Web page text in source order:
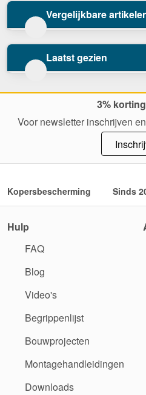
Vergelijkbare
Laatst gezien
3%
Voor newsletter inschrijven
Kopersbescherming Sinds
Hulp
FAQ
Blog
Video's
Begrippenlijst
Bouwprojecten
Montagehandleidingen
Downloads